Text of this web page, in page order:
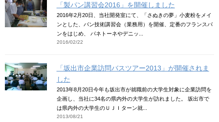
「製パン講習会2016」を開催しました
2016年2月20日、当社開発室にて、「さぬきの夢」小麦粉をメイ
ンとした、パン技術講習会（業務用）を開催、定番のフランスパ
ンをはじめ、 パネトーネやデニッ...
2016/02/22
「坂出市企業訪問バスツアー2013」が開催されま
した
2013年8月20日今年も坂出市が就職前の大学生対象に企業訪問を
企画し、当社に34名の県内外の大学生が訪れました。 坂出市で
は県内外の大学生のＵＪＩターン就...
2013/08/21